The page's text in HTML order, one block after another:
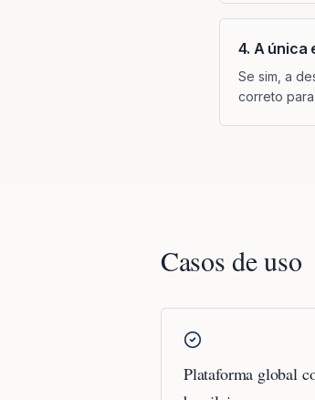
4. A única
Se sim, a
correto
Casos de uso
Plataforma global